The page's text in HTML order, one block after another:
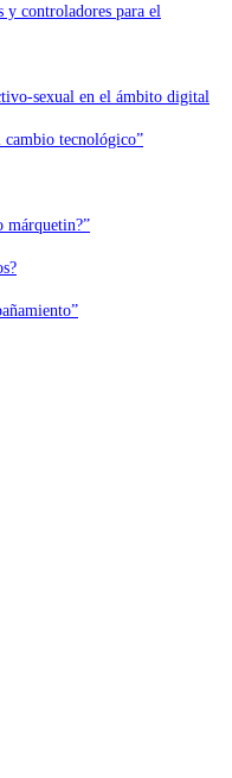
controladores para el
sexual en el ámbito digital
cambio tecnológico”
márquetin?”